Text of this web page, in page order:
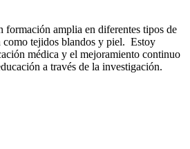
formación amplia en diferentes tipos de
como tejidos blandos y piel. Estoy
médica y el mejoramiento continuo
a través de la investigación.